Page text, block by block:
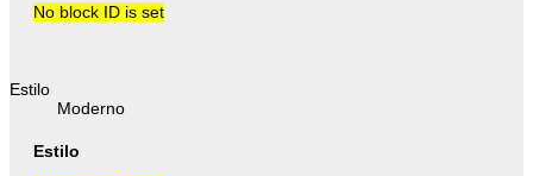
No block ID is set
Estilo
Moderno
Estilo